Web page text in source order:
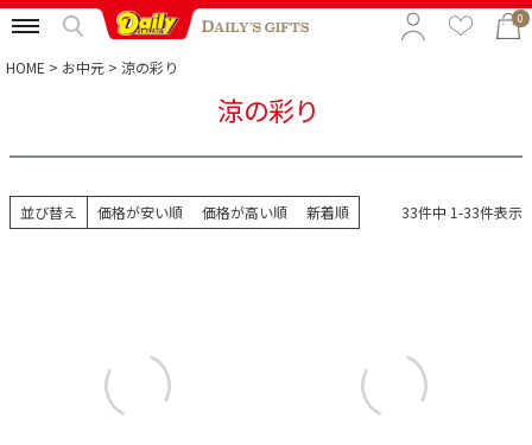
0
カテゴリから選ぶ
HOME お中元 涼の彩り
涼の彩り
並び替え 価格が安い順 価格が高い順 新着順 33件中 1-33件表示